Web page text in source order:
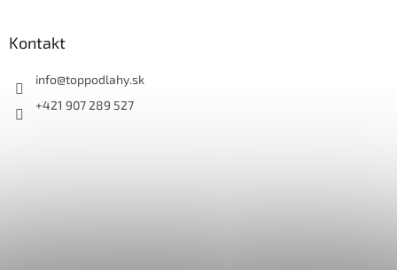
Kontakt
info@toppodlahy.sk
+421 907 289 527